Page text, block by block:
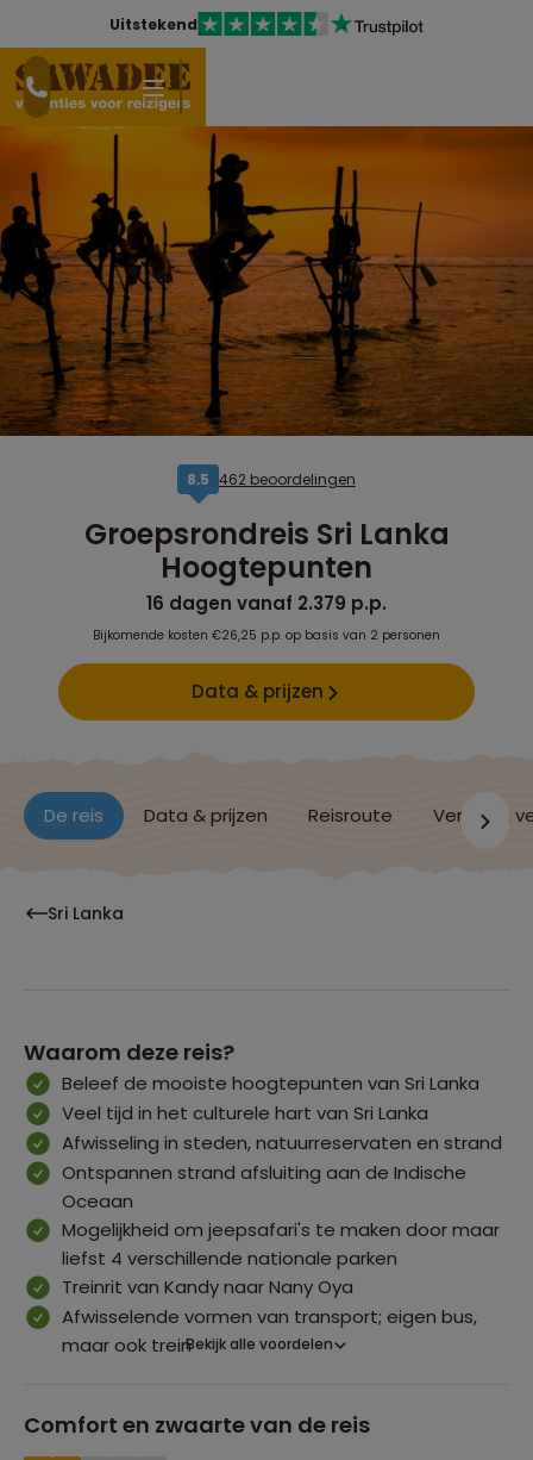
Uitstekend
8,5 462 beoordelingen
Groepsrondreis Sri Lanka
Hoogtepunten
16 dagen vanaf 2.379 p.p.
Bijkomende kosten €26,25 p.p. op basis van 2 personen
Data & prijzen
De reis Data & prijzen Reisroute Verblijf &
Sri Lanka
Waarom deze reis?
Beleef de mooiste hoogtepunten van Sri Lanka
Veel tijd in het culturele hart van Sri Lanka
Afwisseling in steden, natuurreservaten en strand
Ontspannen strand afsluiting aan de Indische
Oceaan
Mogelijkheid om jeepsafari's te maken door maar
liefst 4 verschillende nationale parken
Treinrit van Kandy naar Nany Oya
Afwisselende vormen van transport; eigen bus,
maar ook treinBekijk alle voordelen
Comfort en zwaarte van de reis